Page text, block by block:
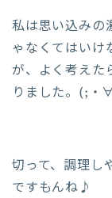
私は思い込みの
ゃなくてはいけ
が、よく考えた
りました。(;・
切って、調理し
ですもんね♪